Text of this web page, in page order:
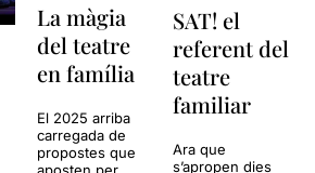
La màgia
del teatre
en família
El 2025 arriba
carregada de
propostes que
SAT! el
referent del
teatre
familiar
Ara que
s’apropen dies